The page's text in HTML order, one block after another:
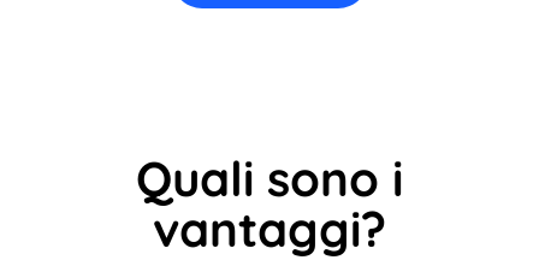
Quali sono i
vantaggi?